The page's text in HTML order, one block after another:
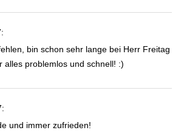
bin schon sehr lange bei Herr Freitag
alles problemlos und schnell! :)
und immer zufrieden!